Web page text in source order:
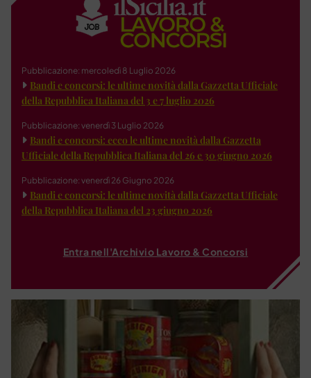
Pubblicazione: mercoledì 8 Luglio 2026
Bandi e concorsi: le ultime novità dalla Gazzetta Ufficiale
della Repubblica Italiana del 3 e 7 luglio 2026
Pubblicazione: venerdì 3 Luglio 2026
Bandi e concorsi: ecco le ultime novità dalla Gazzetta
Ufficiale della Repubblica Italiana del 26 e 30 giugno 2026
Pubblicazione: venerdì 26 Giugno 2026
Bandi e concorsi: le ultime novità dalla Gazzetta Ufficiale
della Repubblica Italiana del 23 giugno 2026
Entra nell'Archivio Lavoro & Concorsi